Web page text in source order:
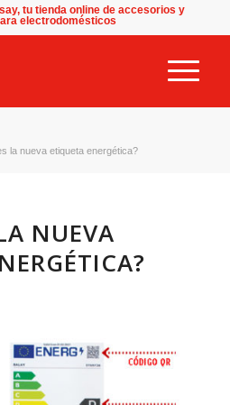
tu tienda online de accesorios y
electrodomésticos
la nueva etiqueta energética?
NUEVA